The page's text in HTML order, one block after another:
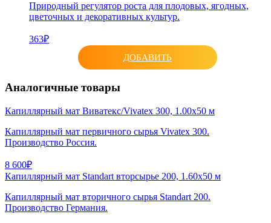
Природный регулятор роста для плодовых, ягодных,
цветочных и декоративных культур.
363₽
ДОБАВИТЬ
Аналогичные товары
Капиллярный мат Виватекс/Vivatex 300, 1.00х50 м
Капиллярный мат первичного сырья Vivatex 300.
Производство Россия.
8 600₽
Капиллярный мат Standart вторсырье 200, 1.60х50 м
Капиллярный мат вторичного сырья Standart 200.
Производство Германия.